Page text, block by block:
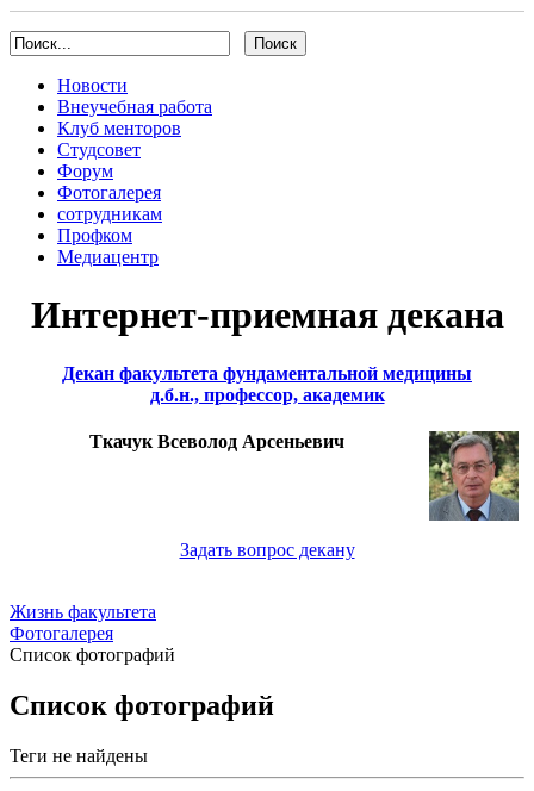
Новости
Внеучебная работа
Клуб менторов
Студсовет
Форум
Фотогалерея
сотрудникам
Профком
Медиацентр
Интернет-приемная декана
Декан факультета фундаментальной медицины
д.б.н., профессор, академик
Ткачук Всеволод Арсеньевич
Задать вопрос декану
Жизнь факультета
Фотогалерея
Список фотографий
Список фотографий
Теги не найдены